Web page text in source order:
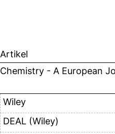
Artikel
Chemistry - A European
Wiley
DEAL (Wiley)